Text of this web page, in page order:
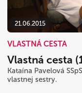
21.06.2015
VLASTNÁ CESTA
Vlastná cesta
Kataína Pavelová
vlastnej sestry.